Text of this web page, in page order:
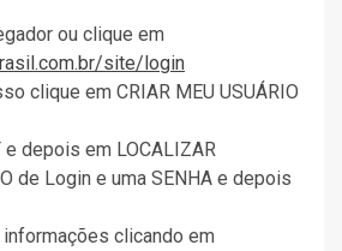
ou clique em
site/login
clique em CRIAR MEU USUÁRIO
depois em LOCALIZAR
de Login e uma SENHA e depois
clicando em